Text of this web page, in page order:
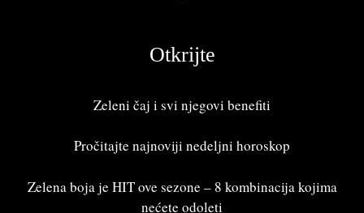
Otkrijte
Zeleni čaj i svi njegovi benefiti
Pročitajte najnoviji nedeljni horoskop
Zelena boja je HIT ove sezone – 8 kombinacija kojima
nećete odoleti